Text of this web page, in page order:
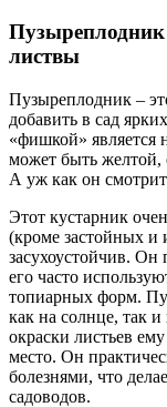
листвы
Пузыреплодник –
добавить в сад
«фишкой» является
может быть желтой,
А уж как он
Этот кустарник
(кроме застойных и
засухоустойчив. Он
его часто
топиарных форм.
как на солнце, так
окраски листьев
место. Он
болезнями, что
садоводов.